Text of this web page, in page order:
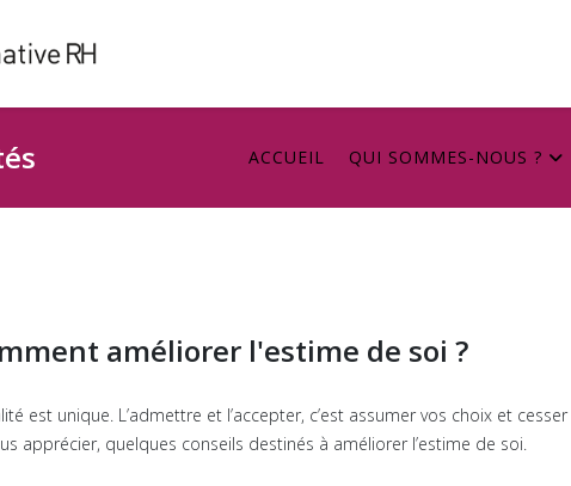
ACCUEIL QUI SOMMES-NOUS ?
améliorer l'estime de soi ?
est unique. L’admettre et l’accepter, c’est assumer vos choix et
apprécier, quelques conseils destinés à améliorer l’estime de soi.